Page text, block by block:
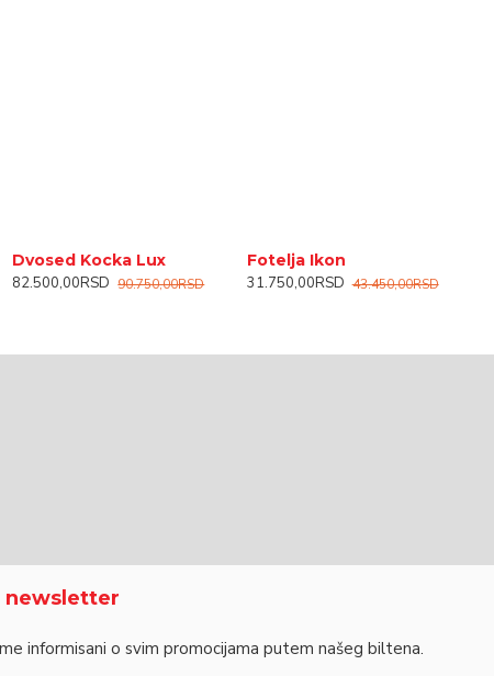
Laura
Toaletni sto Staša
17.750,00RSD
Dvosed Kocka Lux
82.500,00RSD 90.750,00RSD
Fotelja Ikon
31.750,00RSD 43.450,00RSD
newsletter
informisani o svim promocijama putem našeg biltena.